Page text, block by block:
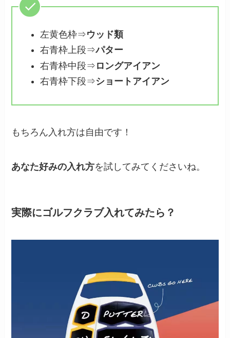
左黄色枠⇒ウッド類
右青枠上段⇒パター
右青枠中段⇒ ロングアイアン
右青枠下段⇒ショートアイアン
もちろん入れ方は自由です！
あなた好みの入れ方を試してみてくださいね。
実際にゴルフクラブ入れてみたら？